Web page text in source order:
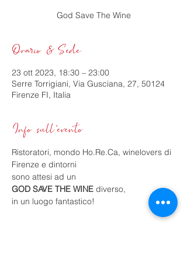
God Save The Wine
Orario & Sede
23 ott 2023, 18:30 – 23:00
Serre Torrigiani, Via Gusciana, 27, 50124
Firenze FI, Italia
Info sull'evento
Ristoratori, mondo Ho.Re.Ca, winelovers di
Firenze e dintorni
GOD SAVE THE WINE diverso,
in un luogo fantastico!